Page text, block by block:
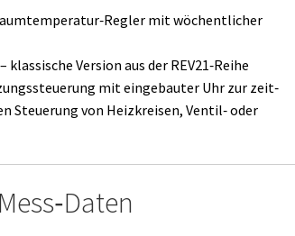
mit wöchentlicher
klassische Version aus der REV21‑Reihe
mit eingebauter Uhr zur zeit‑
Steuerung von Heizkreisen, Ventil‑ oder